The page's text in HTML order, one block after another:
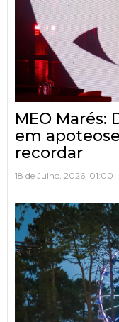
MEO Marés:
em
recordar
18 de Julho, 2026, 01:00